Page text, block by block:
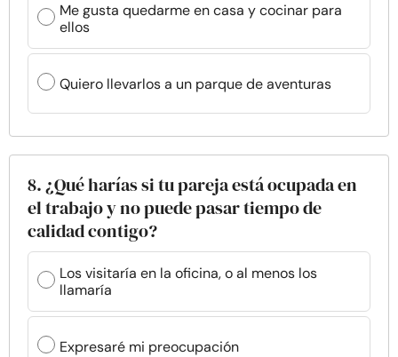
Me gusta quedarme en casa y cocinar para
ellos
Quiero llevarlos a un parque de aventuras
8. ¿Qué harías si tu pareja está ocupada en
el trabajo y no puede pasar tiempo de
calidad contigo?
Los visitaría en la oficina, o al menos los
llamaría
Expresaré mi preocupación